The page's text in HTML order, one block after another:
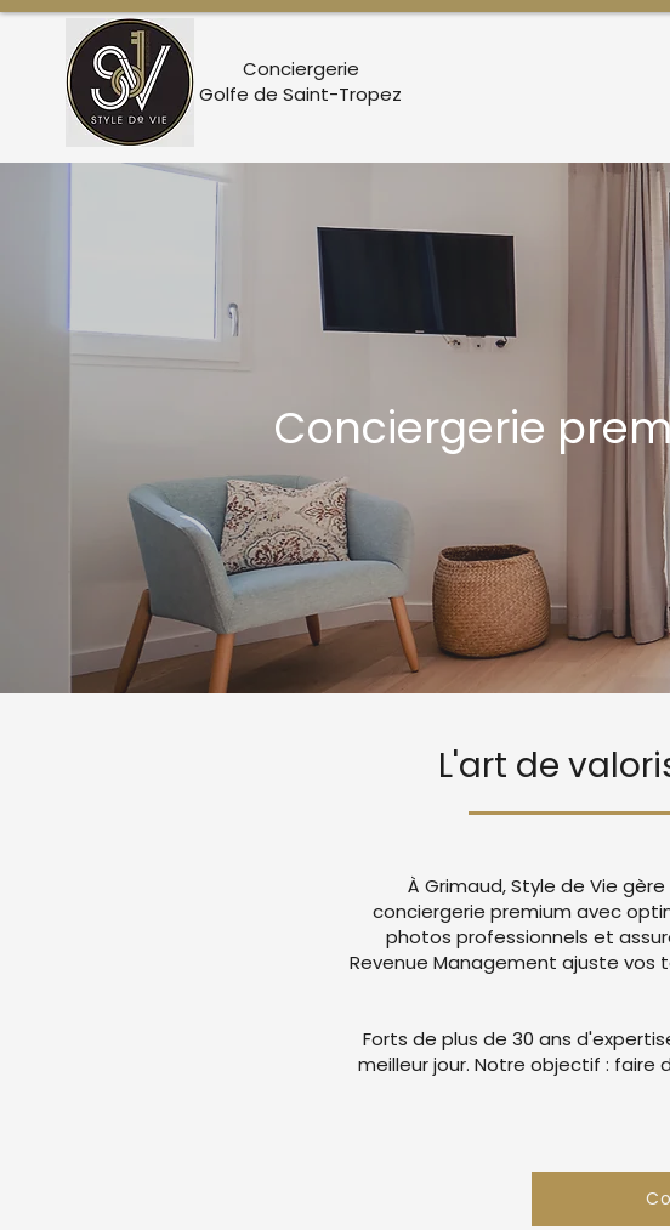
Conciergerie
Golfe de Saint-Tropez
Conciergerie
L'art de
À Grimaud, Style de Vie
conciergerie premium avec
photos professionnels et
Revenue Management ajuste
Forts de plus de 30 ans
meilleur jour. Notre objectif :